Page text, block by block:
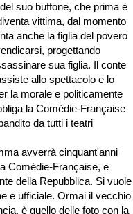
suo buffone, che prima è
vittima, dal momento
anche la figlia del povero
progettando
sua figlia. Il conte
allo spettacolo e lo
la morale e politicamente
la Comédie-Française
da tutti i teatri
avverrà cinquant'anni
Comédie-Française, e
della Repubblica. Si vuole
e ufficiale. Ormai il vecchio
è quello delle foto con la